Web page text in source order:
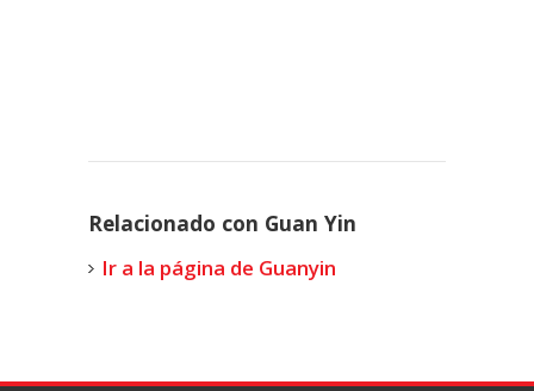
Relacionado con Guan Yin
Ir a la página de Guanyin